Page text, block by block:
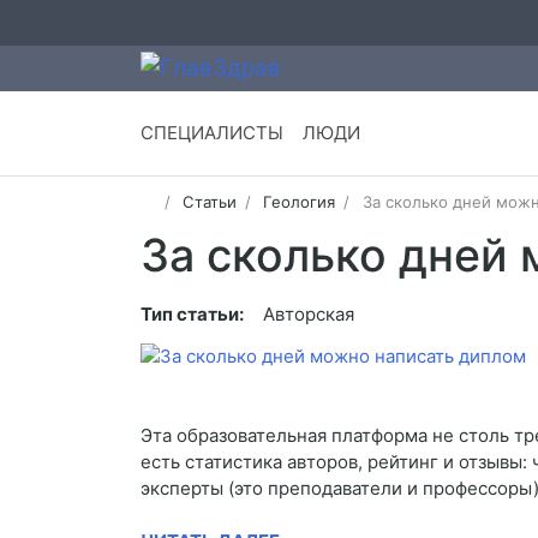
СПЕЦИАЛИСТЫ ЛЮДИ
Статьи Геология За сколько дней
За сколько дней
Тип статьи: Авторская
Эта образовательная платформа не столь
есть статистика авторов, рейтинг и
эксперты (это преподаватели и